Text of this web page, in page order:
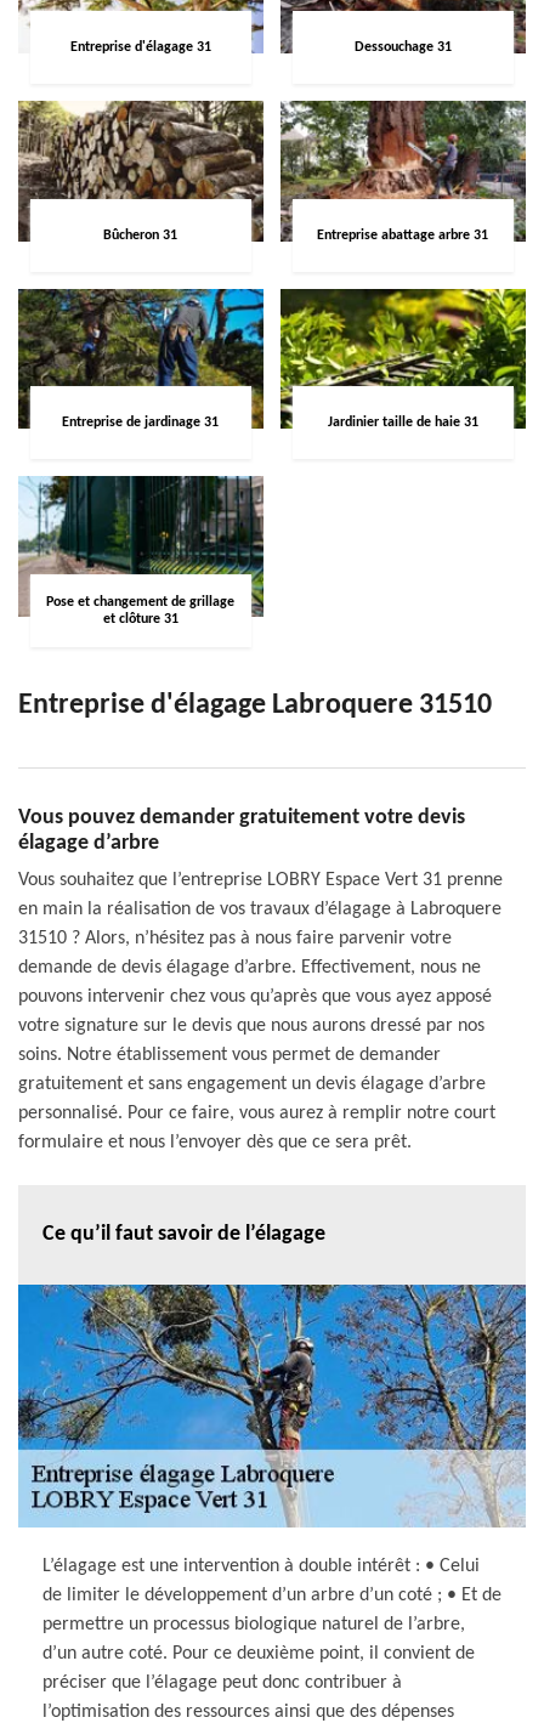
Entreprise d'élagage 31 Dessouchage 31
Bûcheron 31 Entreprise abattage arbre 31
Entreprise de jardinage 31 Jardinier taille de haie 31
Pose et changement de grillage
et clôture 31
Entreprise d'élagage Labroquere 31510
Vous pouvez demander gratuitement votre devis
élagage d’arbre
Vous souhaitez que l’entreprise LOBRY Espace Vert 31 prenne
en main la réalisation de vos travaux d’élagage à Labroquere
31510 ? Alors, n’hésitez pas à nous faire parvenir votre
demande de devis élagage d’arbre. Effectivement, nous ne
pouvons intervenir chez vous qu’après que vous ayez apposé
votre signature sur le devis que nous aurons dressé par nos
soins. Notre établissement vous permet de demander
gratuitement et sans engagement un devis élagage d’arbre
personnalisé. Pour ce faire, vous aurez à remplir notre court
formulaire et nous l’envoyer dès que ce sera prêt.
Ce qu’il faut savoir de l’élagage
L’élagage est une intervention à double intérêt : • Celui
de limiter le développement d’un arbre d’un coté ; • Et de
permettre un processus biologique naturel de l’arbre,
d’un autre coté. Pour ce deuxième point, il convient de
préciser que l’élagage peut donc contribuer à
l’optimisation des ressources ainsi que des dépenses